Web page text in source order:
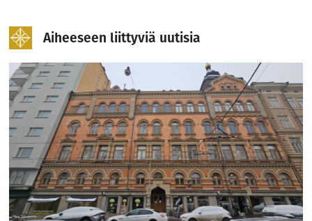
Aiheeseen liittyviä uutisia